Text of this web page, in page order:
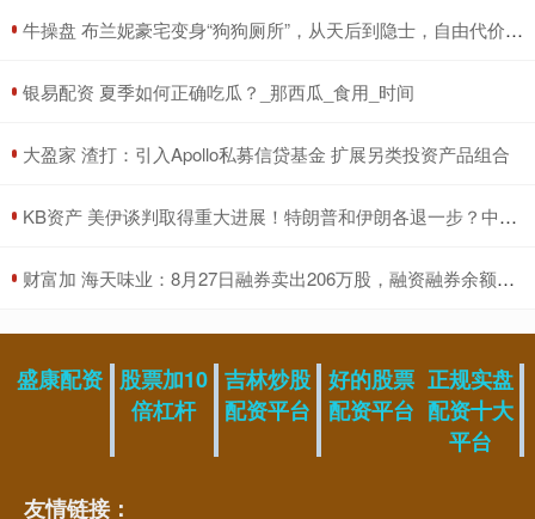
​牛操盘 布兰妮豪宅变身“狗狗厕所”，从天后到隐士，自由代价不可思议
​银易配资 夏季如何正确吃瓜？_那西瓜_食用_时间
​大盈家 渣打：引入Apollo私募信贷基金 扩展另类投资产品组合
​KB资产 美伊谈判取得重大进展！特朗普和伊朗各退一步？中国功不可没
​财富加 海天味业：8月27日融券卖出206万股，融资融券余额123亿元
盛康配资 股票加10
倍杠杆
吉林炒股
配资平台
好的股票
配资平台
正规实盘
配资十大
平台
友情链接：